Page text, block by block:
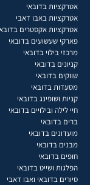
אטרקציות בדובאי
אטרקציות באבו דאבי
אטרקציות אקסטרים
פארקי שעשועים בדובאי
מרכזי בילוי בדובאי
קניונים בדובאי
שווקים בדובאי
מסעדות בדובאי
קניות ושופינג בדובאי
חיי לילה ובילויים בדובאי
ברים בדובאי
מועדונים בדובאי
מבנים בדובאי
חופים בדובאי
הפלגות ושייט בדובאי
סיורים בדובאי ואבו דאבי